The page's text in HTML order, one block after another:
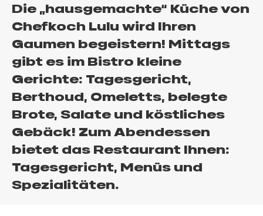
Die „hausgemachte“ Küche von
Chefkoch Lulu wird Ihren
Gaumen begeistern! Mittags
gibt es im Bistro kleine
Gerichte: Tagesgericht,
Berthoud, Omeletts, belegte
Brote, Salate und köstliches
Gebäck! Zum Abendessen
bietet das Restaurant Ihnen:
Tagesgericht, Menüs und
Spezialitäten.